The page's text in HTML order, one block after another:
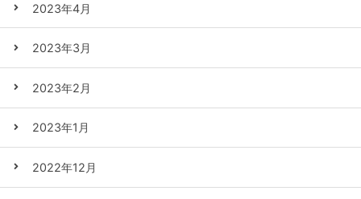
2023年4月
2023年3月
2023年2月
2023年1月
2022年12月